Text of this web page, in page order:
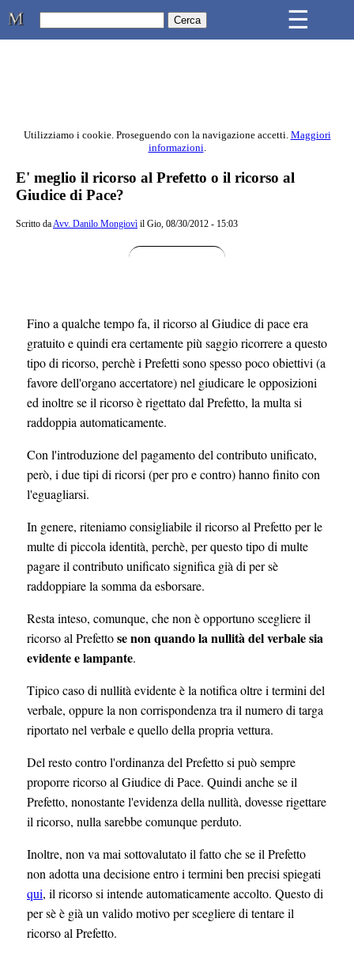
Studio Legale Mongiovì ☰
Contenuto principale della pagina
Utilizziamo i cookie. Proseguendo con la navigazione accetti. Maggiori
informazioni.
E' meglio il ricorso al Prefetto o il ricorso al
Giudice di Pace?
Scritto daAvv. Danilo Mongiovì il Gio, 08/30/2012 - 15:03
Fino a qualche tempo fa, il ricorso al Giudice di pace era
gratuito e quindi era certamente più saggio ricorrere a questo
tipo di ricorso, perchè i Prefetti sono spesso poco obiettivi (a
favore dell'organo accertatore) nel giudicare le opposizioni
ed inoltre se il ricorso è rigettato dal Prefetto, la multa si
raddoppia automaticamente.
Con l'introduzione del pagamento del contributo unificato,
però, i due tipi di ricorsi (per pro e contro) hanno finito con
l'eguagliarsi.
In genere, riteniamo consigliabile il ricorso al Prefetto per le
multe di piccola identità, perchè, per questo tipo di multe
pagare il contributo unificato significa già di per sè
raddoppiare la somma da esborsare.
Resta inteso, comunque, che non è opportuno scegliere il
ricorso al Prefettose non quando la nullità del verbale sia
evidente e lampante.
Tipico caso di nullità evidente è la notifica oltre i termini del
verbale, oppure la non corrispondenza tra il numero di targa
riportato nel verbale e quello della propria vettura.
Del resto contro l'ordinanza del Prefetto si può sempre
proporre ricorso al Giudice di Pace. Quindi anche se il
Prefetto, nonostante l'evidenza della nullità, dovesse rigettare
il ricorso, nulla sarebbe comunque perduto.
Inoltre, non va mai sottovalutato il fatto che se il Prefetto
non adotta una decisione entro i termini ben precisi spiegati
qui, il ricorso si intende automaticamente accolto. Questo di
per sè è già un valido motivo per scegliere di tentare il
ricorso al Prefetto.